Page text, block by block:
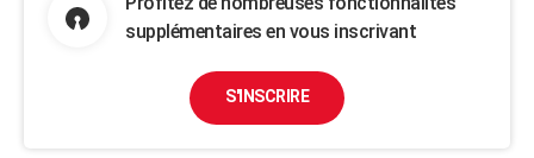
supplémentaires en vous inscrivant
S'INSCRIRE